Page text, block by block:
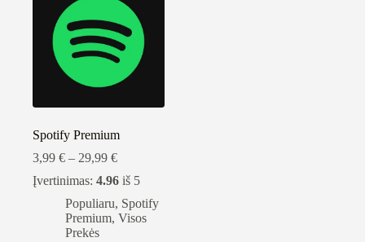
Spotify Premium
3,99 € – 29,99 €Kainų
nuo
3,99 €
iki
Įvertinimas: 4.96 iš 5
Populiaru, Spotify
Premium, Visos
Prekės